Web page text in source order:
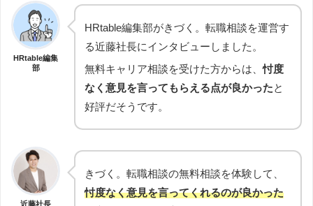
HRtable編集
部
HRtable編集部がきづく。転職相談を運営す
る近藤社長にインタビューしました。
無料キャリア相談を受けた方からは、忖度
なく意見を言ってもらえる点が良かったと
好評だそうです。
近藤社長
きづく。転職相談の無料相談を体験して、
忖度なく意見を言ってくれるのが良かった